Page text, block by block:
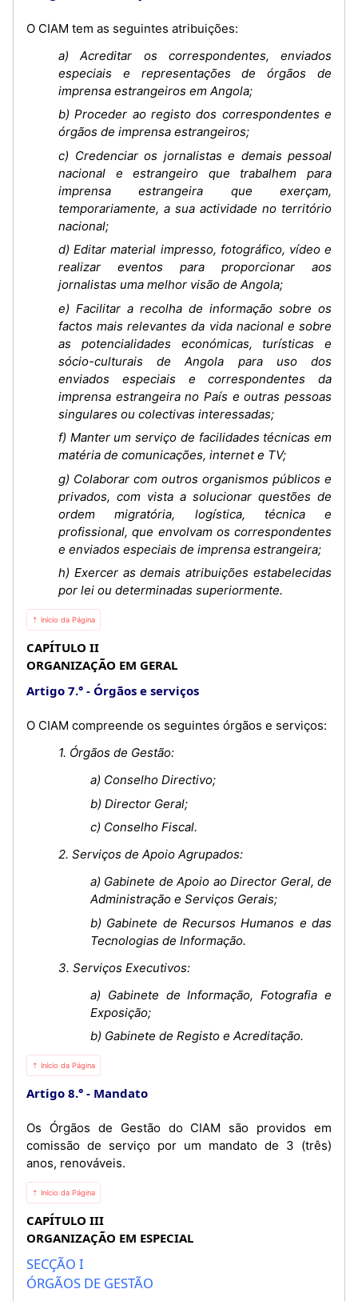
O CIAM tem as seguintes atribuições:
a) Acreditar os correspondentes, enviados
especiais e representações de órgãos de
imprensa estrangeiros em Angola;
b) Proceder ao registo dos correspondentes e
órgãos de imprensa estrangeiros;
c) Credenciar os jornalistas e demais pessoal
nacional e estrangeiro que trabalhem para
imprensa estrangeira que exerçam,
temporariamente, a sua actividade no território
nacional;
d) Editar material impresso, fotográfico, vídeo e
realizar eventos para proporcionar aos
jornalistas uma melhor visão de Angola;
e) Facilitar a recolha de informação sobre os
factos mais relevantes da vida nacional e sobre
as potencialidades económicas, turísticas e
sócio-culturais de Angola para uso dos
enviados especiais e correspondentes da
imprensa estrangeira no País e outras pessoas
singulares ou colectivas interessadas;
f) Manter um serviço de facilidades técnicas em
matéria de comunicações, internet e TV;
g) Colaborar com outros organismos públicos e
privados, com vista a solucionar questões de
ordem migratória, logística, técnica e
profissional, que envolvam os correspondentes
e enviados especiais de imprensa estrangeira;
h) Exercer as demais atribuições estabelecidas
por lei ou determinadas superiormente.
⇡ Início da Página
CAPÍTULO II
ORGANIZAÇÃO EM GERAL
Artigo 7.°
Órgãos e serviços
O CIAM compreende os seguintes órgãos e serviços:
1. Órgãos de Gestão:
a) Conselho Directivo;
b) Director Geral;
c) Conselho Fiscal.
2. Serviços de Apoio Agrupados:
a) Gabinete de Apoio ao Director Geral, de
Administração e Serviços Gerais;
b) Gabinete de Recursos Humanos e das
Tecnologias de Informação.
3. Serviços Executivos:
a) Gabinete de Informação, Fotografia e
Exposição;
b) Gabinete de Registo e Acreditação.
⇡ Início da Página
Artigo 8.° Mandato
Os Órgãos de Gestão do CIAM são providos em
comissão de serviço por um mandato de 3 (três)
anos, renováveis.
⇡ Início da Página
CAPÍTULO III
ORGANIZAÇÃO EM ESPECIAL
SECÇÃO I
ÓRGÃOS DE GESTÃO